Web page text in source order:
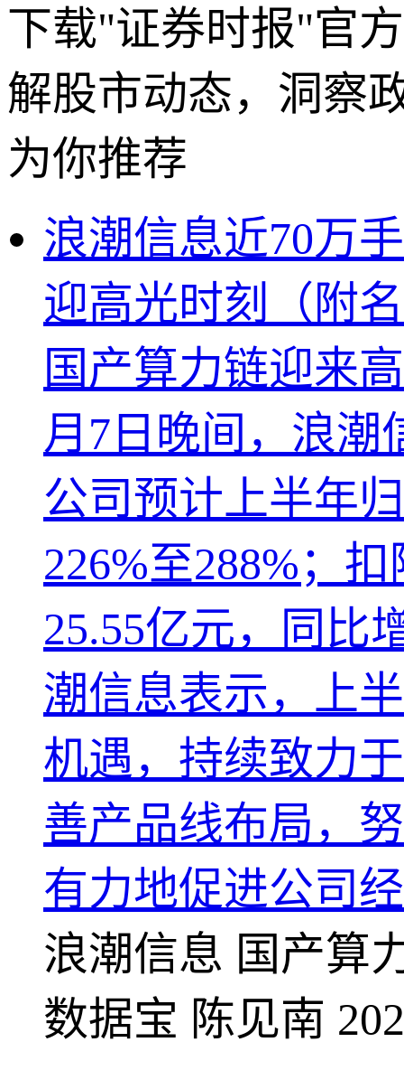
下载"证券时报"官
解股市动态，洞察
为你推荐
浪潮信息近70万
迎高光时刻（附
国产算力链迎来
月7日晚间，浪潮
公司预计上半年
226%至288%；
25.55亿元，同比
潮信息表示，上
机遇，持续致力
善产品线布局，
有力地促进公司
浪潮信息 国产算
数据宝 陈见南